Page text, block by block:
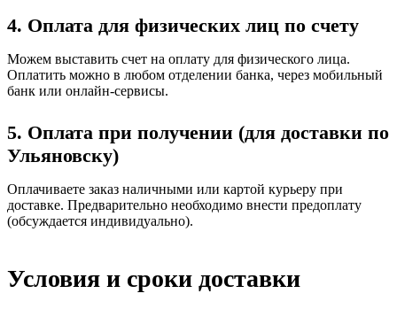
4. Оплата для физических лиц по счету
Можем выставить счет на оплату для физического лица.
Оплатить можно в любом отделении банка, через мобильный
банк или онлайн-сервисы.
5. Оплата при получении (для доставки по
Ульяновску)
Оплачиваете заказ наличными или картой курьеру при
доставке. Предварительно необходимо внести предоплату
(обсуждается индивидуально).
Условия и сроки доставки